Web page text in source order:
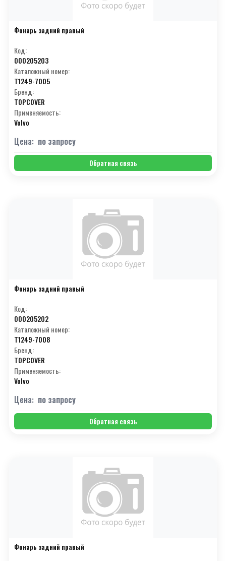
Фонарь задний правый
Код:
000205203
Каталожный номер:
T1249-7005
Бренд:
TOPCOVER
Применяемость:
Volvo
Цена: по запросу
Обратная связь
Фонарь задний правый
Код:
000205202
Каталожный номер:
T1249-7008
Бренд:
TOPCOVER
Применяемость:
Volvo
Цена: по запросу
Обратная связь
Фонарь задний правый